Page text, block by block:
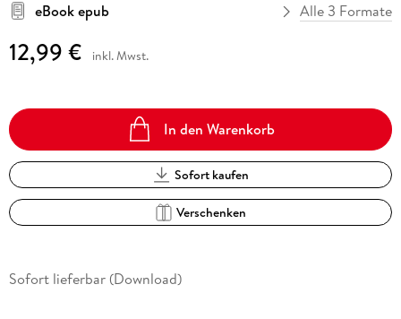
eBook epub
Alle 3 Formate
12,99 € inkl. Mwst.
In den Warenkorb
Sofort kaufen
Verschenken
Sofort lieferbar (Download)